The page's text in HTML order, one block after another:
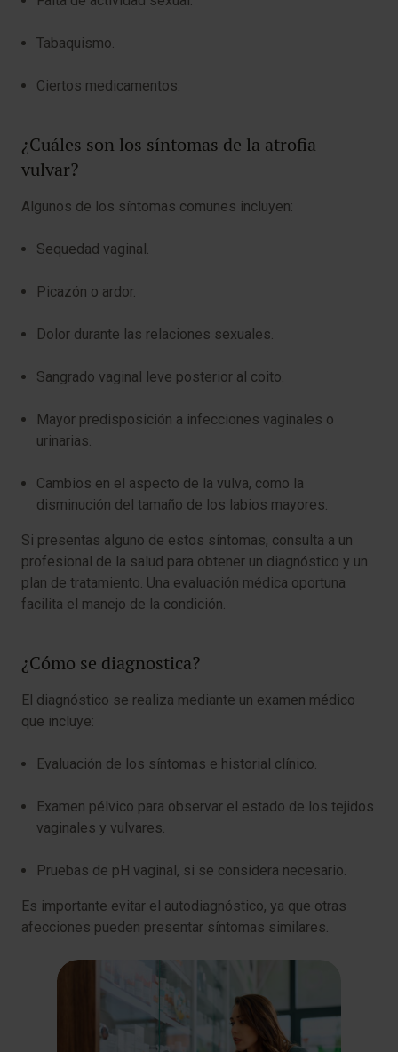
Tabaquismo.
Ciertos medicamentos.
¿Cuáles son los síntomas de la atrofia
vulvar?
Algunos de los síntomas comunes incluyen:
Sequedad vaginal.
Picazón o ardor.
Dolor durante las relaciones sexuales.
Sangrado vaginal leve posterior al coito.
Mayor predisposición a infecciones vaginales o
urinarias.
Cambios en el aspecto de la vulva, como la
disminución del tamaño de los labios mayores.
Si presentas alguno de estos síntomas, consulta a un
profesional de la salud para obtener un diagnóstico y un
plan de tratamiento. Una evaluación médica oportuna
facilita el manejo de la condición.
¿Cómo se diagnostica?
El diagnóstico se realiza mediante un examen médico
que incluye:
Evaluación de los síntomas e historial clínico.
Examen pélvico para observar el estado de los tejidos
vaginales y vulvares.
Pruebas de pH vaginal, si se considera necesario.
Es importante evitar el autodiagnóstico, ya que otras
afecciones pueden presentar síntomas similares.